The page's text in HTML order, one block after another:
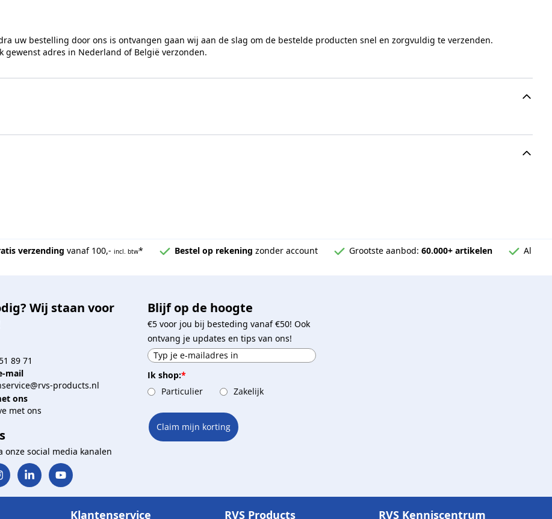
uw bestelling door ons is ontvangen gaan wij aan de slag om de bestelde producten snel en zorgvuldig te verzenden.
adres in Nederland of België verzonden.
verzending vanaf 100,- incl. btw* Bestel op rekening zonder account Grootste aanbod: 60.000+ artikelen
Al
Wij staan voor
89 71
mail
products.nl
ons
met ons
onze social media kanalen
Blijf op de hoogte
€5 voor jou bij besteding vanaf €50! Ook
ontvang je updates en tips van ons!
Ik shop:*
Particulier
Zakelijk
Claim mijn korting
Klantenservice RVS Products RVS Kenniscentrum